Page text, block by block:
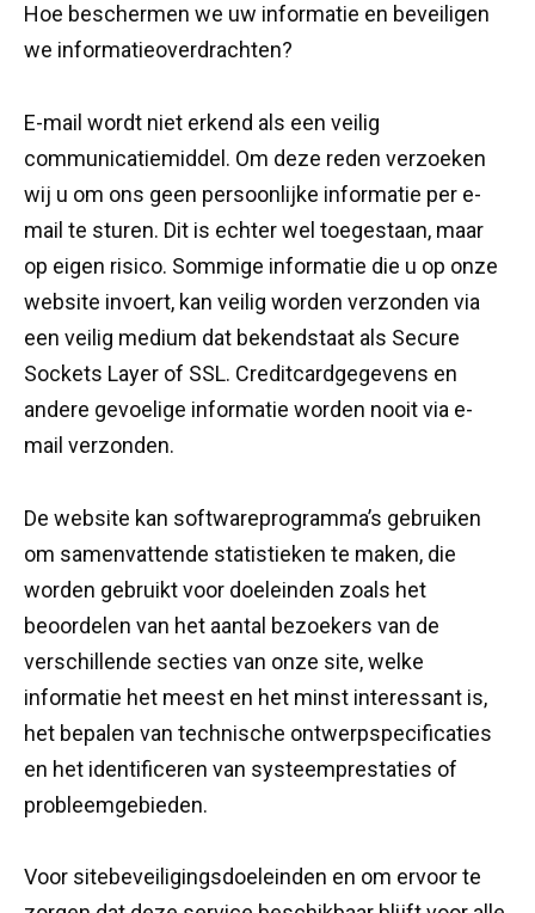
Hoe beschermen we uw informatie en beveiligen
we informatieoverdrachten?
E-mail wordt niet erkend als een veilig
communicatiemiddel. Om deze reden verzoeken
wij u om ons geen persoonlijke informatie per e-
mail te sturen. Dit is echter wel toegestaan, maar
op eigen risico. Sommige informatie die u op onze
website invoert, kan veilig worden verzonden via
een veilig medium dat bekendstaat als Secure
Sockets Layer of SSL. Creditcardgegevens en
andere gevoelige informatie worden nooit via e-
mail verzonden.
De website kan softwareprogramma’s gebruiken
om samenvattende statistieken te maken, die
worden gebruikt voor doeleinden zoals het
beoordelen van het aantal bezoekers van de
verschillende secties van onze site, welke
informatie het meest en het minst interessant is,
het bepalen van technische ontwerpspecificaties
en het identificeren van systeemprestaties of
probleemgebieden.
Voor sitebeveiligingsdoeleinden en om ervoor te